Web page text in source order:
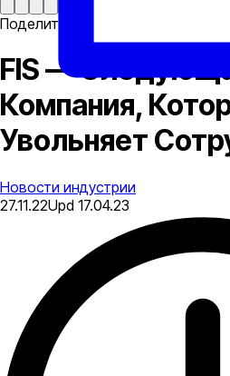
Поделиться
FIS —
Компания,
Увольняет
Новости индустрии
27.11.22Upd 17.04.23